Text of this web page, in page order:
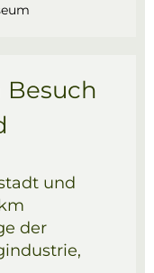
Besuch
und
der